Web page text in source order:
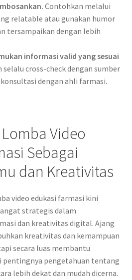
Contohkan melalui
relatable atau gunakan humor
tersampaikan dengan lebih
informasi valid yang sesuai
selalu cross-check dengan sumber
dengan ahli farmasi.
Video
Sebagai
dan Kreativitas
video edukasi farmasi kini
strategis dalam
dan kreativitas digital. Ajang
kreativitas dan kemampuan
secara luas membantu
pentingnya pengetahuan tentang
lebih dekat dan mudah dicerna.